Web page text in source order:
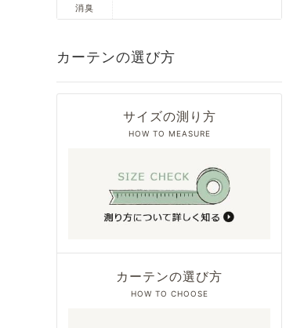
消臭
カーテンの選び方
サイズの測り方
HOW TO MEASURE
カーテンの選び方
HOW TO CHOOSE